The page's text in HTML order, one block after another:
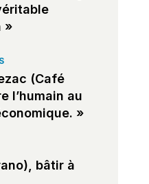
»
(Café
l’humain au
»
bâtir à